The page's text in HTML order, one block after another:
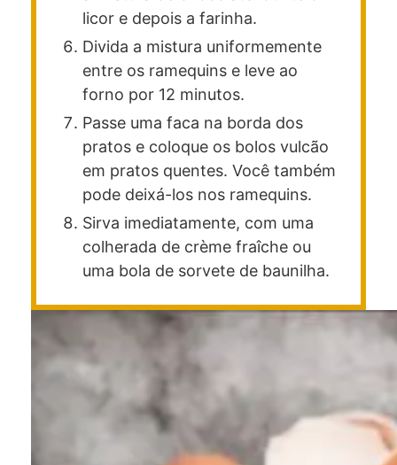
licor e depois a farinha.
Divida a mistura uniformemente
entre os ramequins e leve ao
forno por 12 minutos.
Passe uma faca na borda dos
pratos e coloque os bolos vulcão
em pratos quentes. Você também
pode deixá-los nos ramequins.
Sirva imediatamente, com uma
colherada de crème fraîche ou
uma bola de sorvete de baunilha.